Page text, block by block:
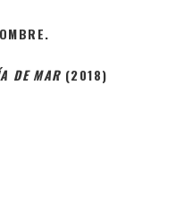
DE MAR(2018)